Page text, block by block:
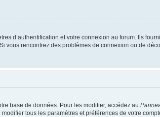
d’authentification et votre connexion au forum. Ils
vous rencontrez des problèmes de connexion ou de
base de données. Pour les modifier, accédez au
tous les paramètres et préférences de votre